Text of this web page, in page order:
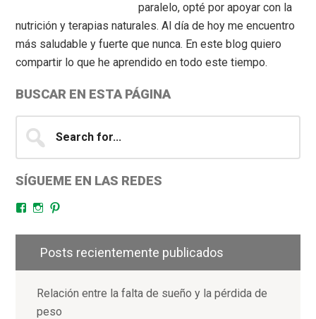
paralelo, opté por apoyar con la
nutrición y terapias naturales. Al día de hoy me encuentro
más saludable y fuerte que nunca. En este blog quiero
compartir lo que he aprendido en todo este tiempo.
BUSCAR EN ESTA PÁGINA
for...
SÍGUEME EN LAS REDES
FacebookInstagram
Posts recientemente publicados
Relación entre la falta de sueño y la pérdida de
peso